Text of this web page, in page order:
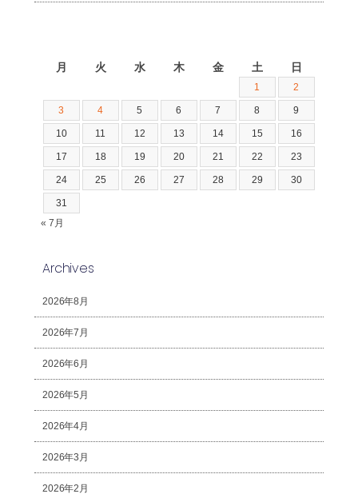
月 火 水 木 金 土 日
1 2
3 4 5 6 7 8 9
10 11 12 13 14 15 16
17 18 19 20 21 22 23
24 25 26 27 28 29 30
31
« 7月
Archives
2026年8月
2026年7月
2026年6月
2026年5月
2026年4月
2026年3月
2026年2月